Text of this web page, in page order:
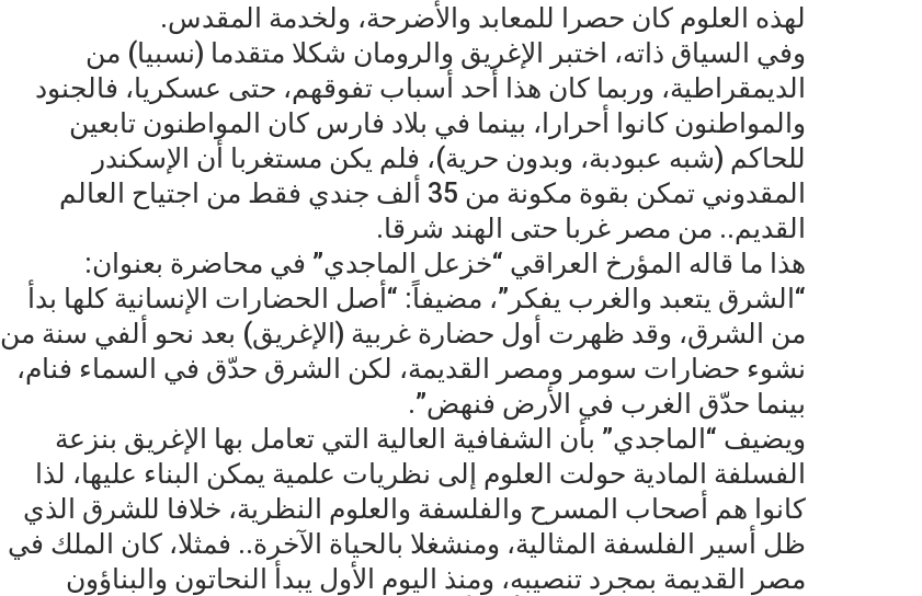
لهذه العلوم كان حصرا للمعابد والأضرحة، ولخدمة المقدس.
وفي السياق ذاته، اختبر الإغريق والرومان شكلا متقدما (نسبيا) من
الديمقراطية، وربما كان هذا أحد أسباب تفوقهم، حتى عسكريا، فالجنود
والمواطنون كانوا أحرارا، بينما في بلاد فارس كان المواطنون تابعين
للحاكم (شبه عبودبة، وبدون حرية)، فلم يكن مستغربا أن الإسكندر
المقدوني تمكن بقوة مكونة من 35 ألف جندي فقط من اجتياح العالم
القديم.. من مصر غربا حتى الهند شرقا.
هذا ما قاله المؤرخ العراقي “خزعل الماجدي” في محاضرة بعنوان:
“الشرق يتعبد والغرب يفكر”، مضيفاً: “أصل الحضارات الإنسانية كلها بدأ
من الشرق، وقد ظهرت أول حضارة غربية (الإغريق) بعد نحو ألفي سنة من
نشوء حضارات سومر ومصر القديمة، لكن الشرق حدّق في السماء فنام،
بينما حدّق الغرب في الأرض فنهض”.
ويضيف “الماجدي” بأن الشفافية العالية التي تعامل بها الإغريق بنزعة
الفسلفة المادية حولت العلوم إلى نظريات علمية يمكن البناء عليها، لذا
كانوا هم أصحاب المسرح والفلسفة والعلوم النظرية، خلافا للشرق الذي
ظل أسير الفلسفة المثالية، ومنشغلا بالحياة الآخرة.. فمثلا، كان الملك في
مصر القديمة بمجرد تنصيبه، ومنذ اليوم الأول يبدأ النحاتون والبناؤون